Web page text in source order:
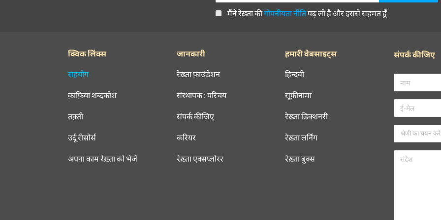
मैंने रेख़्ता कीगोपनीयता नीतिपढ़ ली है और इससे सहमत हूँ
क्विक लिंक्स
सहयोग
क़ाफ़िया शब्दकोश
तक़्ती
उर्दू रीसोर्स
अपना काम रेख़्ता को भेजें
जानकारी
रेख़्ता फ़ाउंडेशन
संस्थापक : परिचय
संपर्क कीजिए
करियर
रेख़्ता एक्सप्लोरर
हमारी वेबसाइट्स
हिन्दवी
सूफ़ीनामा
रेख़्ता डिक्शनरी
रेख़्ता लर्निंग
रेख़्ता बुक्स
संपर्क कीजिए